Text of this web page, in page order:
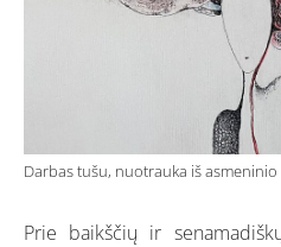
Darbas tušu, nuotrauka iš asmeninio
Prie baikščių ir